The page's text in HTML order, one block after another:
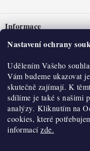
Nastavení ochrany
Udělením Vašeho
Vám budeme ukazovat
skutečně zajímají. K
sdílíme je také s našimi
analýzy. Kliknutím na
cookies, které
informacízde.
pInformace
Nepřevzetí zásilky na
Obchodní podmínky
Hodnocení obchodu
Blog
Moje objednávka
O nás
Historie
Kontakty
O nákupu
Reklamace a vratky
Výdejní místa